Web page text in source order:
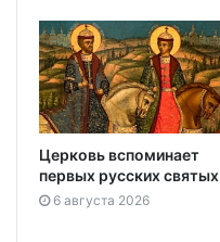
Церковь вспоминает
первых русских святых
6 августа 2026